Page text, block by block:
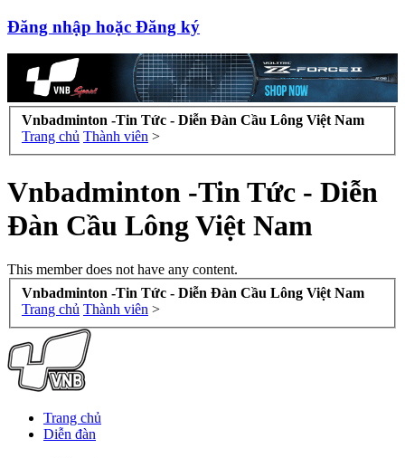
Đăng nhập hoặc Đăng ký
Vnbadminton -Tin Tức - Diễn Đàn Cầu Lông Việt Nam
Trang chủ Thành viên >
Vnbadminton -Tin Tức - Diễn
Đàn Cầu Lông Việt Nam
This member does not have any content.
Vnbadminton -Tin Tức - Diễn Đàn Cầu Lông Việt Nam
Trang chủ Thành viên >
Trang chủ
Diễn đàn